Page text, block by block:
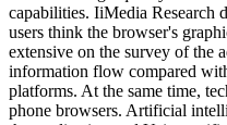
capabilities. IiMedia Research
users think the browser's
extensive on the survey of the
information flow compared
platforms. At the same time,
phone browsers. Artificial